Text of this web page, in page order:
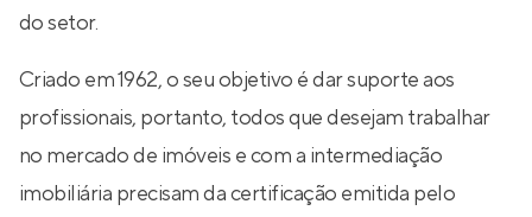
do setor.
Criado em 1962, o seu objetivo é dar suporte aos
profissionais, portanto, todos que desejam trabalhar
no mercado de imóveis e com a intermediação
imobiliária precisam da certificação emitida pelo